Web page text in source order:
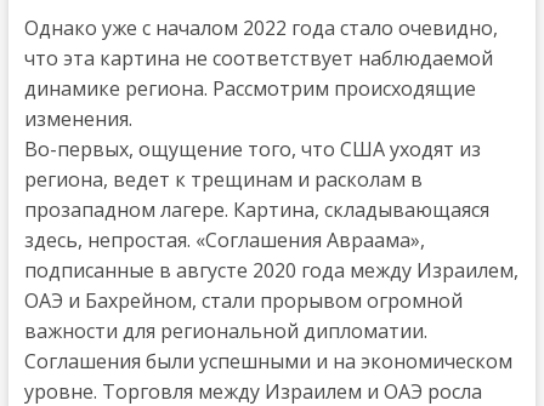
Однако уже с началом 2022 года стало очевидно,
что эта картина не соответствует наблюдаемой
динамике региона. Рассмотрим происходящие
изменения.
Во-первых, ощущение того, что США уходят из
региона, ведет к трещинам и расколам в
прозападном лагере. Картина, складывающаяся
здесь, непростая. «Соглашения Авраама»,
подписанные в августе 2020 года между Израилем,
ОАЭ и Бахрейном, стали прорывом огромной
важности для региональной дипломатии.
Соглашения были успешными и на экономическом
уровне. Торговля между Израилем и ОАЭ росла